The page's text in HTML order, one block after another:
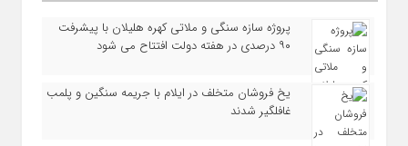
پروژه سازه سنگی و ملاتی کهره هلیلان با پیشرفت
۹۰ درصدی در هفته دولت افتتاح می شود
یخ‌ فروشان متخلف در ایلام با جریمه سنگین و پلمب
غافلگیر شدند